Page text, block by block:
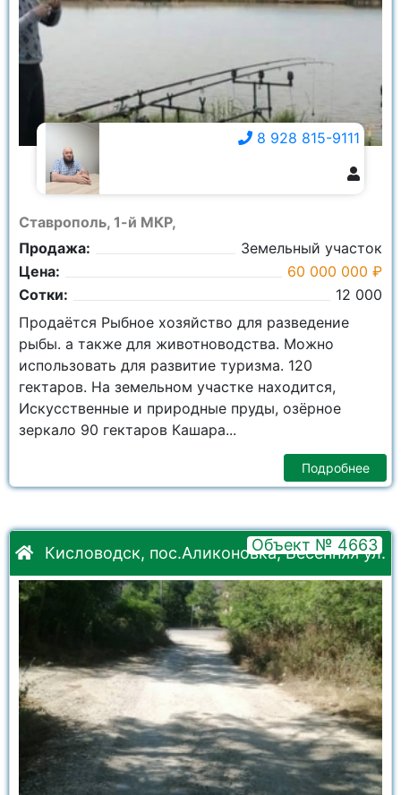
Ставрополь, 1-й МКР,
Продажа:
Земельный участок
Цена:
60 000 000 ₽
Сотки:
12 000
8 928 815-9111
Продаётся Рыбное хозяйство для разведение
рыбы. а также для животноводства. Можно
использовать для развитие туризма. 120
гектаров. На земельном участке находится,
Искусственные и природные пруды, озёрное
зеркало 90 гектаров Кашара...
Подробнее
Кисловодск, пос.Аликоновка, Весенняя ул.
Объект № 4663